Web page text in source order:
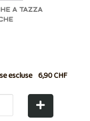
A TAZZA
escluse 6,90 CHF